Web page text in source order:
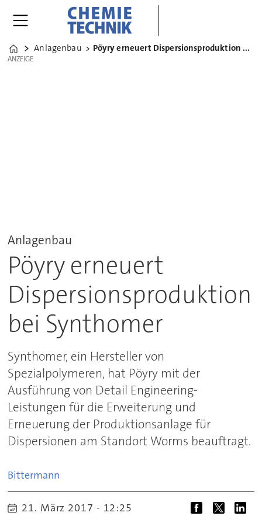
Home
Anlagenbau Pöyry erneuert Dispersionsproduktion bei Synthomer
ANZEIGE
ANZEIGE
Anlagenbau
Pöyry erneuert
Dispersionsproduktion
bei Synthomer
Synthomer, ein Hersteller von
Spezialpolymeren, hat Pöyry mit der
Ausführung von Detail Engineering-
Leistungen für die Erweiterung und
Erneuerung der Produktionsanlage für
Dispersionen am Standort Worms beauftragt.
Bittermann
21. März 2017 - 12:25